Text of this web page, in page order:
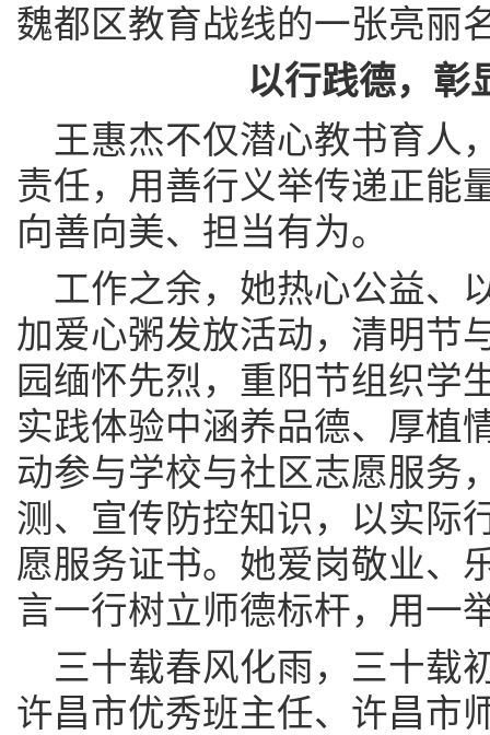
魏都区教育战线的一张亮丽
以行践德，彰
王惠杰不仅潜心教书育人
责任，用善行义举传递正能
向善向美、担当有为。
工作之余，她热心公益、
加爱心粥发放活动，清明节
园缅怀先烈，重阳节组织学
实践体验中涵养品德、厚植
动参与学校与社区志愿服务
测、宣传防控知识，以实际
愿服务证书。她爱岗敬业、
言一行树立师德标杆，用一
三十载春风化雨，三十载
许昌市优秀班主任、许昌市